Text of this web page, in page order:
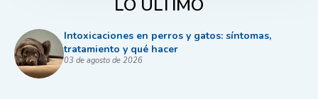
LO ÚLTIMO
Intoxicaciones en perros y gatos: síntomas,
tratamiento y qué hacer
03 de agosto de 2026